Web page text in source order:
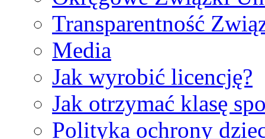
Transparentność
Media
Jak wyrobić licencję?
Jak otrzymać klasę
Polityka ochrony